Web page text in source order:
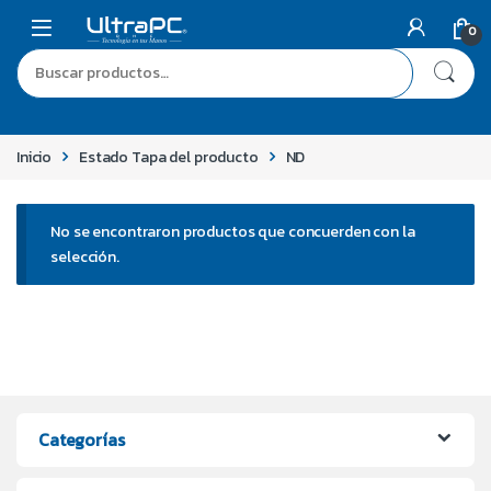
0
Inicio Estado Tapa del producto ND
No se encontraron productos que concuerden con la
selección.
Categorías